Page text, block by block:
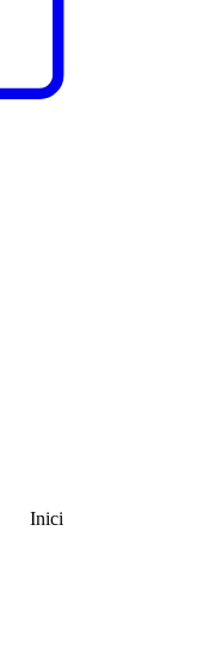
Inici